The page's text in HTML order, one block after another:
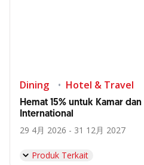
Dining Hotel & Travel
Hemat 15% untuk Kamar
International
29 4月 2026 - 31 12月 2027
Produk Terkait